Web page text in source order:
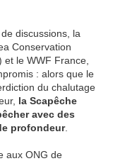
discussions, la
Conservation
le WWF France,
: alors que le
du chalutage
la Scapêche
avec des
profondeur.
aux ONG de